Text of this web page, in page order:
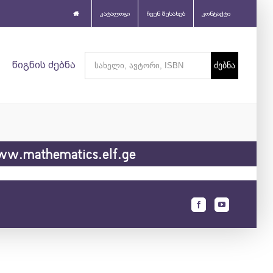
კატალოგი ჩვენ შესახებ კონტაქტი
წიგნის ძებნა
FacebookYoutube